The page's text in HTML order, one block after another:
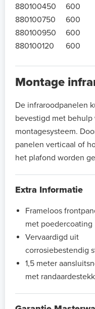
880100450
600
880100750
600
880100950
600
880100120
600
Montage
De infraroodpanelen
bevestigd met
montagesysteem.
panelen verticaal of
het plafond worden
Extra Informatie
Frameloos
met poedercoating
Vervaardigd uit
corrosiebestendig
1,5 meter
met